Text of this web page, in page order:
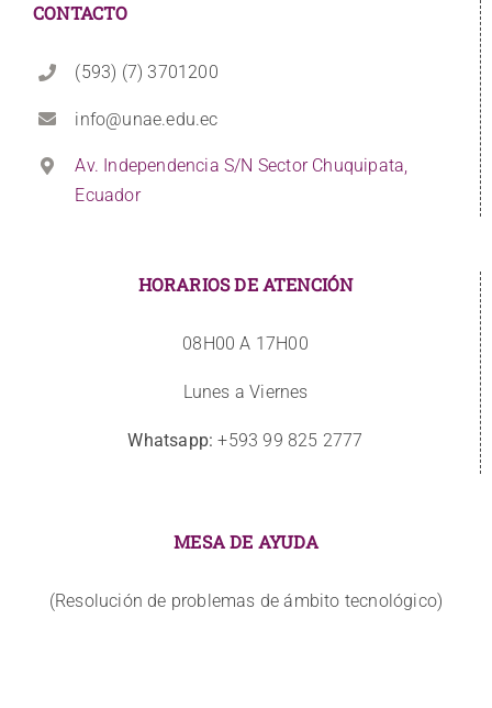
CONTACTO
(593) (7) 3701200
info@unae.edu.ec
Av. Independencia S/N Sector Chuquipata,
Ecuador
HORARIOS DE ATENCIÓN
08H00 A 17H00
Lunes a Viernes
Whatsapp: +593 99 825 2777
MESA DE AYUDA
(Resolución de problemas de ámbito tecnológico)